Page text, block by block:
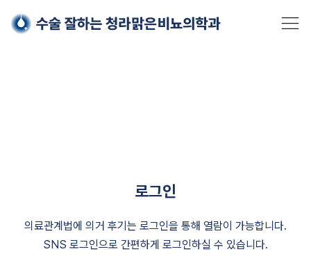
content
로그인
의료관계법에 의거 후기는 로그인을 통해 열람이 가능합니다.
SNS 로그인으로 간편하게 로그인하실 수 있습니다.